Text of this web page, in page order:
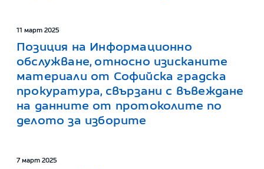
11 март 2025
Позиция на Информационно
обслужване, относно изисканите
материали от Софийска градска
прокуратура, свързани с въвеждане
на данните от протоколите по
делото за изборите
7 март 2025